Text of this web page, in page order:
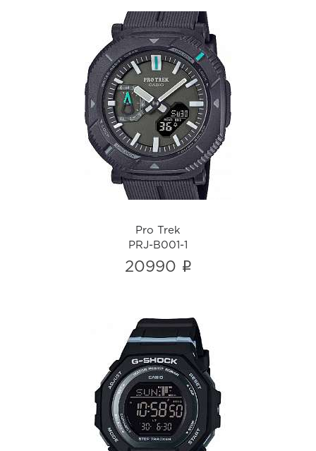
Pro Trek
PRJ-B001-1
i
Pro Trek
PRJ-B001-1
20990 i
G-shock
GMD-B300-1
i